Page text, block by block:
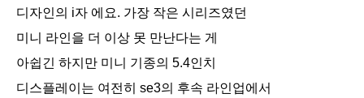
디자인의 i자 에요. 가장 작은 시리즈였던
미니 라인을 더 이상 못 만난다는 게
아쉽긴 하지만 미니 기종의 5.4인치
디스플레이는 여전히 se3의 후속 라인업에서